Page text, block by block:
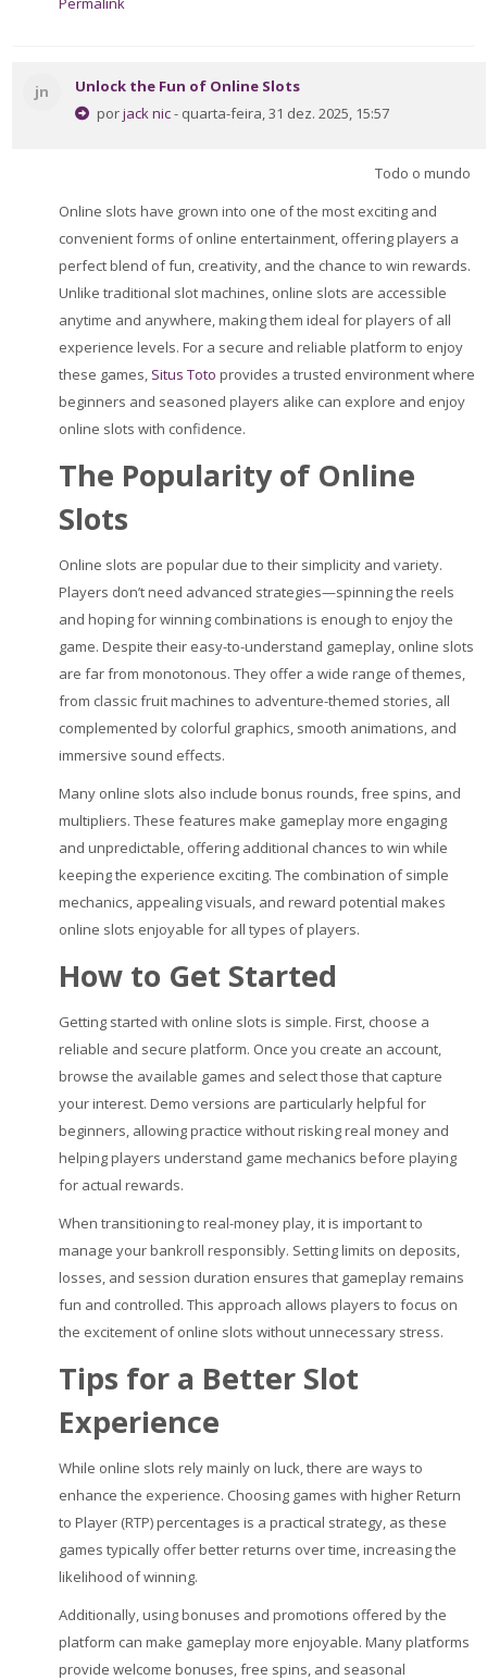
jn
Unlock the Fun of Online Slots
porjack nic- quarta-feira, 31 dez. 2025, 15:57
Todo o mundo
Online slots have grown into one of the most exciting and
convenient forms of online entertainment, offering players a
perfect blend of fun, creativity, and the chance to win rewards.
Unlike traditional slot machines, online slots are accessible
anytime and anywhere, making them ideal for players of all
experience levels. For a secure and reliable platform to enjoy
these games, Situs Toto provides a trusted environment where
beginners and seasoned players alike can explore and enjoy
online slots with confidence.
The Popularity of Online
Slots
Online slots are popular due to their simplicity and variety.
Players don’t need advanced strategies—spinning the reels
and hoping for winning combinations is enough to enjoy the
game. Despite their easy-to-understand gameplay, online slots
are far from monotonous. They offer a wide range of themes,
from classic fruit machines to adventure-themed stories, all
complemented by colorful graphics, smooth animations, and
immersive sound effects.
Many online slots also include bonus rounds, free spins, and
multipliers. These features make gameplay more engaging
and unpredictable, offering additional chances to win while
keeping the experience exciting. The combination of simple
mechanics, appealing visuals, and reward potential makes
online slots enjoyable for all types of players.
How to Get Started
Getting started with online slots is simple. First, choose a
reliable and secure platform. Once you create an account,
browse the available games and select those that capture
your interest. Demo versions are particularly helpful for
beginners, allowing practice without risking real money and
helping players understand game mechanics before playing
for actual rewards.
When transitioning to real-money play, it is important to
manage your bankroll responsibly. Setting limits on deposits,
losses, and session duration ensures that gameplay remains
fun and controlled. This approach allows players to focus on
the excitement of online slots without unnecessary stress.
Tips for a Better Slot
Experience
While online slots rely mainly on luck, there are ways to
enhance the experience. Choosing games with higher Return
to Player (RTP) percentages is a practical strategy, as these
games typically offer better returns over time, increasing the
likelihood of winning.
Additionally, using bonuses and promotions offered by the
platform can make gameplay more enjoyable. Many platforms
provide welcome bonuses, free spins, and seasonal